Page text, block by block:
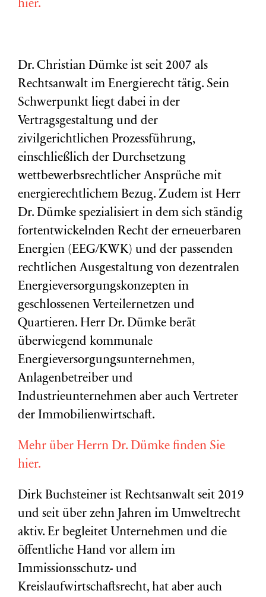
hier.
Dr. Christian Dümke ist seit 2007 als
Rechtsanwalt im Energierecht tätig. Sein
Schwerpunkt liegt dabei in der
Vertragsgestaltung und der
zivilgerichtlichen Prozessführung,
einschließlich der Durchsetzung
wettbewerbsrechtlicher Ansprüche mit
energierechtlichem Bezug. Zudem ist Herr
Dr. Dümke spezialisiert in dem sich ständig
fortentwickelnden Recht der erneuerbaren
Energien (EEG/KWK) und der passenden
rechtlichen Ausgestaltung von dezentralen
Energieversorgungskonzepten in
geschlossenen Verteilernetzen und
Quartieren. Herr Dr. Dümke berät
überwiegend kommunale
Energieversorgungsunternehmen,
Anlagenbetreiber und
Industrieunternehmen aber auch Vertreter
der Immobilienwirtschaft.
Mehr über Herrn Dr. Dümke finden Sie
hier.
Dirk Buchsteiner ist Rechtsanwalt seit 2019
und seit über zehn Jahren im Umweltrecht
aktiv. Er begleitet Unternehmen und die
öffentliche Hand vor allem im
Immissionsschutz- und
Kreislaufwirtschaftsrecht, hat aber auch